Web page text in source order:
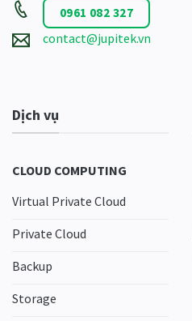
0961 082 327
contact@jupitek.vn
Dịch vụ
CLOUD COMPUTING
Virtual Private Cloud
Private Cloud
Backup
Storage